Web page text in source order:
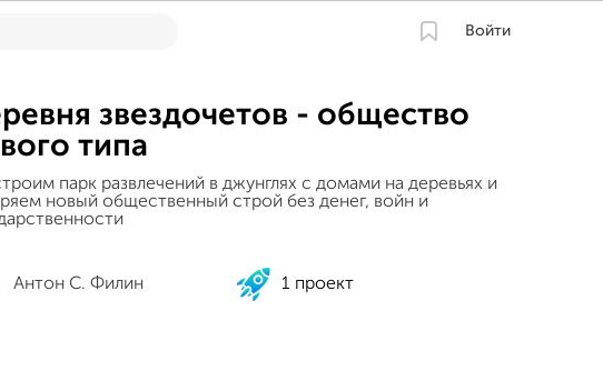
Войти
звездочетов - общество
типа
парк развлечений в джунглях с домами на деревьях и
новый общественный строй без денег, войн и
Антон С. Филин 1 проект